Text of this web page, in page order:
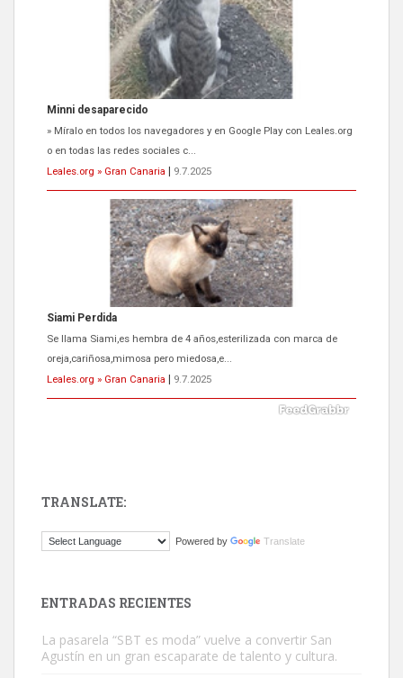
Minni desaparecido
» Míralo en todos los navegadores y en Google Play con Leales.org
o en todas las redes sociales c...
Leales.org » Gran Canaria
9.7.2025
Siami Perdida
Se llama Siami,es hembra de 4 años,esterilizada con marca de
oreja,cariñosa,mimosa pero miedosa,e...
Leales.org » Gran Canaria
9.7.2025
El ayuntamiento se va a llevar a Los Gatos callejeros de la zona los
TRANSLATE:
Powered by Translate
ENTRADAS RECIENTES
La pasarela “SBT es moda” vuelve a convertir San
Agustín en un gran escaparate de talento y cultura.